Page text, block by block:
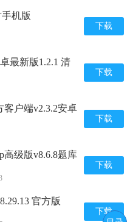
机版
下载
最新版1.2.1 清
下载
客户端v2.3.2安卓
下载
高级版v8.6.8题库
下载
官方版
下载